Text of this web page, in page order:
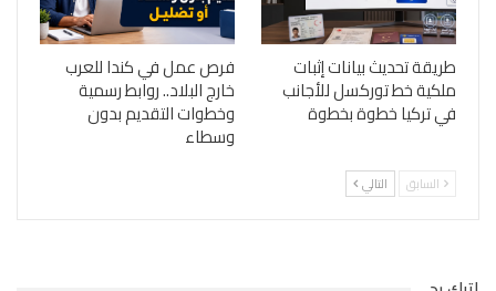
طريقة تحديث بيانات إثبات
ملكية خط توركسل للأجانب
في تركيا خطوة بخطوة
فرص عمل في كندا للعرب
خارج البلاد.. روابط رسمية
وخطوات التقديم بدون
وسطاء
السابق التالي